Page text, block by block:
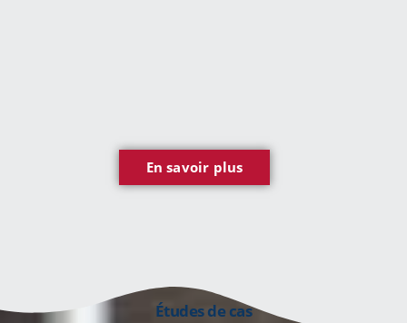
En savoir plus
Études de cas